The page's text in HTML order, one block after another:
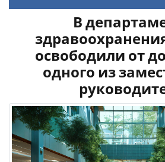
В
освободили от
одного из